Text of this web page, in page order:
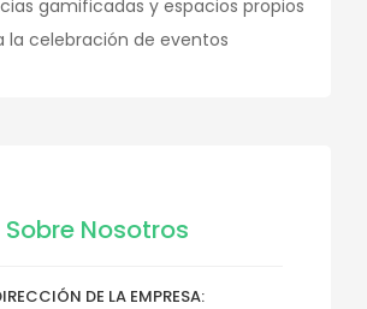
gamificadas y espacios propios
la celebración de eventos
Sobre Nosotros
DE LA EMPRESA